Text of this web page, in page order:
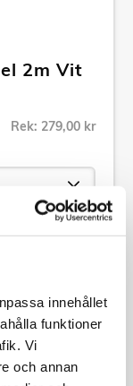
innehållet
funktioner
Vi
och annan
2m Vit
Rek: 279,00 kr